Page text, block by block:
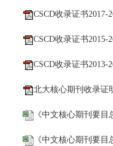
CSCD收录证书2017-
CSCD收录证书2015-
CSCD收录证书2013-
北大核心期刊收录证
《中文核心期刊要
《中文核心期刊要